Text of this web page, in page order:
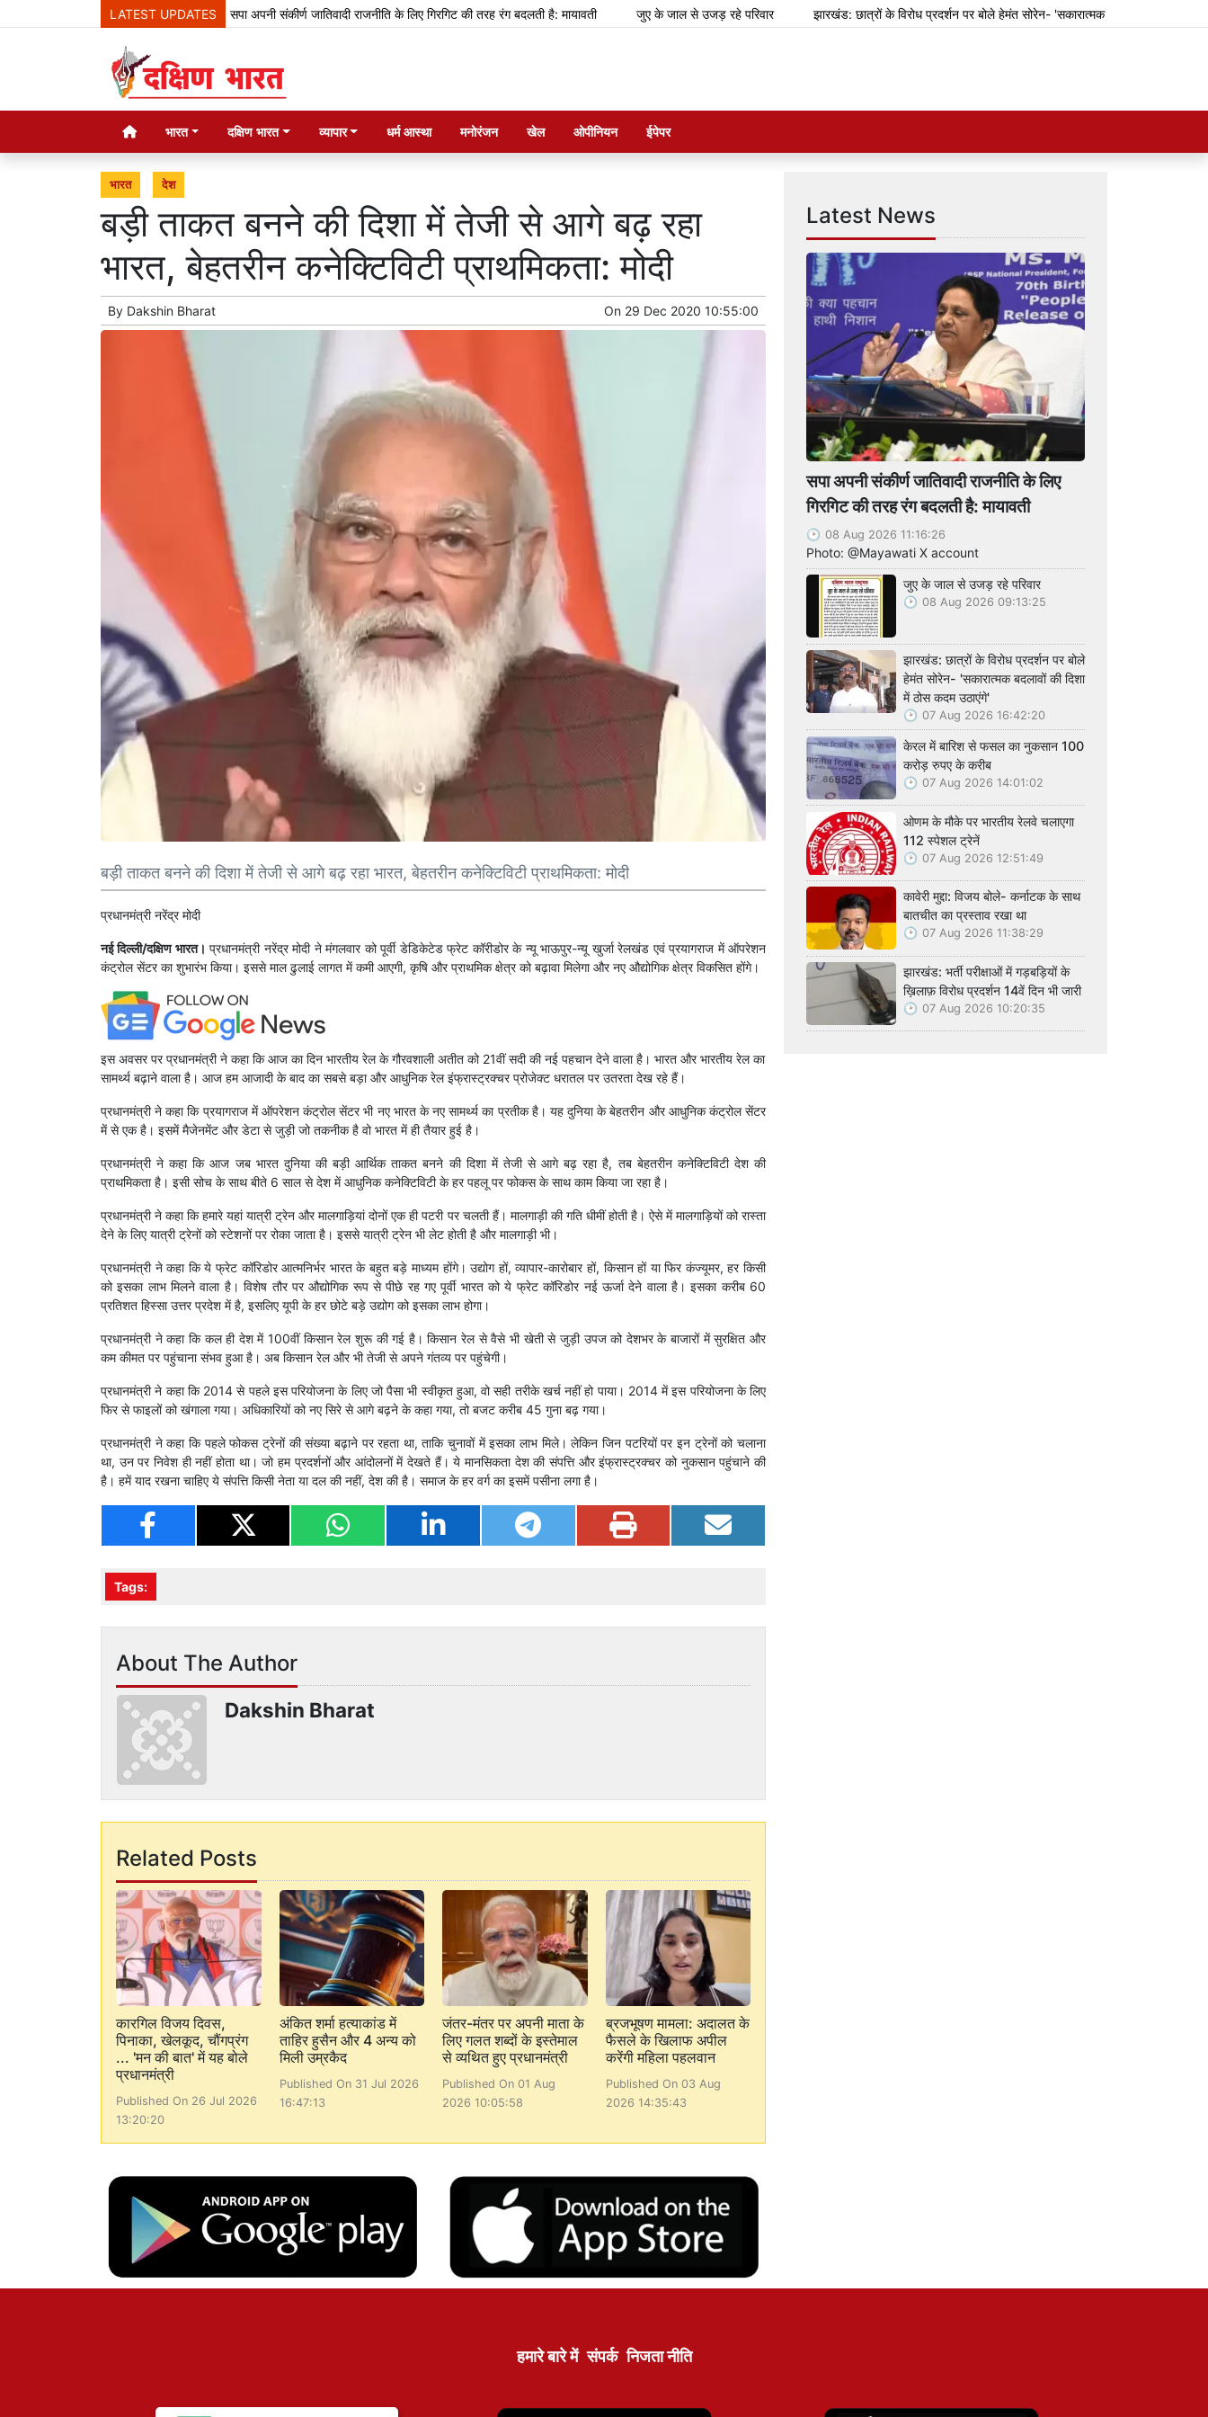
LATEST UPDATESसपा अपनी संकीर्ण जातिवादी राजनीति के लिए गिरगिट की तरह रंग बदलती है: मायावती जुए के जाल से उजड़ रहे परिवार झारखंड: छात्रों के विरोध प्रदर्शन पर बोले हेमंत सोरेन- 'सकारात्मक बदलावों की दिशा में ठोस कदम
भारत दक्षिण भारत व्यापार धर्म आस्था मनोरंजन खेल ओपीनियन ईपेपर
भारत देश
बड़ी ताकत बनने की दिशा में तेजी से आगे बढ़ रहा
भारत, बेहतरीन कनेक्टिविटी प्राथमिकता: मोदी
By Dakshin Bharat On 29 Dec 2020 10:55:00
बड़ी ताकत बनने की दिशा में तेजी से आगे बढ़ रहा भारत, बेहतरीन कनेक्टिविटी प्राथमिकता: मोदी
प्रधानमंत्री नरेंद्र मोदी
नई दिल्ली/दक्षिण भारत। प्रधानमंत्री नरेंद्र मोदी ने मंगलवार को पूर्वी डेडिकेटेड फ्रेट कॉरीडोर के न्यू भाऊपुर-न्यू खुर्जा रेलखंड एवं प्रयागराज में ऑपरेशन
कंट्रोल सेंटर का शुभारंभ किया। इससे माल ढुलाई लागत में कमी आएगी, कृषि और प्राथमिक क्षेत्र को बढ़ावा मिलेगा और नए औद्योगिक क्षेत्र विकसित होंगे।
इस अवसर पर प्रधानमंत्री ने कहा कि आज का दिन भारतीय रेल के गौरवशाली अतीत को 21वीं सदी की नई पहचान देने वाला है। भारत और भारतीय रेल का
सामर्थ्य बढ़ाने वाला है। आज हम आजादी के बाद का सबसे बड़ा और आधुनिक रेल इंफ्रास्ट्रक्चर प्रोजेक्ट धरातल पर उतरता देख रहे हैं।
प्रधानमंत्री ने कहा कि प्रयागराज में ऑपरेशन कंट्रोल सेंटर भी नए भारत के नए सामर्थ्य का प्रतीक है। यह दुनिया के बेहतरीन और आधुनिक कंट्रोल सेंटर
में से एक है। इसमें मैजेनमेंट और डेटा से जुड़ी जो तकनीक है वो भारत में ही तैयार हुई है।
प्रधानमंत्री ने कहा कि आज जब भारत दुनिया की बड़ी आर्थिक ताकत बनने की दिशा में तेजी से आगे बढ़ रहा है, तब बेहतरीन कनेक्टिविटी देश की
प्राथमिकता है। इसी सोच के साथ बीते 6 साल से देश में आधुनिक कनेक्टिविटी के हर पहलू पर फोकस के साथ काम किया जा रहा है।
प्रधानमंत्री ने कहा कि हमारे यहां यात्री ट्रेन और मालगाड़ियां दोनों एक ही पटरी पर चलती हैं। मालगाड़ी की गति धीमीं होती है। ऐसे में मालगाड़ियों को रास्ता
देने के लिए यात्री ट्रेनों को स्टेशनों पर रोका जाता है। इससे यात्री ट्रेन भी लेट होती है और मालगाड़ी भी।
प्रधानमंत्री ने कहा कि ये फ्रेट कॉरिडोर आत्मनिर्भर भारत के बहुत बड़े माध्यम होंगे। उद्योग हों, व्यापार-कारोबार हों, किसान हों या फिर कंज्यूमर, हर किसी
को इसका लाभ मिलने वाला है। विशेष तौर पर औद्योगिक रूप से पीछे रह गए पूर्वी भारत को ये फ्रेट कॉरिडोर नई ऊर्जा देने वाला है। इसका करीब 60
प्रतिशत हिस्सा उत्तर प्रदेश में है, इसलिए यूपी के हर छोटे बड़े उद्योग को इसका लाभ होगा।
प्रधानमंत्री ने कहा कि कल ही देश में 100वीं किसान रेल शुरू की गई है। किसान रेल से वैसे भी खेती से जुड़ी उपज को देशभर के बाजारों में सुरक्षित और
कम कीमत पर पहुंचाना संभव हुआ है। अब किसान रेल और भी तेजी से अपने गंतव्य पर पहुंचेगी।
प्रधानमंत्री ने कहा कि 2014 से पहले इस परियोजना के लिए जो पैसा भी स्वीकृत हुआ, वो सही तरीके खर्च नहीं हो पाया। 2014 में इस परियोजना के लिए
फिर से फाइलों को खंगाला गया। अधिकारियों को नए सिरे से आगे बढ़ने के कहा गया, तो बजट करीब 45 गुना बढ़ गया।
प्रधानमंत्री ने कहा कि पहले फोकस ट्रेनों की संख्या बढ़ाने पर रहता था, ताकि चुनावों में इसका लाभ मिले। लेकिन जिन पटरियों पर इन ट्रेनों को चलाना
था, उन पर निवेश ही नहीं होता था। जो हम प्रदर्शनों और आंदोलनों में देखते हैं। ये मानसिकता देश की संपत्ति और इंफ्रास्ट्रक्चर को नुकसान पहुंचाने की
है। हमें याद रखना चाहिए ये संपत्ति किसी नेता या दल की नहीं, देश की है। समाज के हर वर्ग का इसमें पसीना लगा है।
Tags:
About The Author
Dakshin Bharat
Related Posts
कारगिल विजय दिवस,
पिनाका, खेलकूद, चौंगप्रंग
... 'मन की बात' में यह बोले
प्रधानमंत्री
Published On 26 Jul 2026
13:20:20
अंकित शर्मा हत्याकांड में
ताहिर हुसैन और 4 अन्य को
मिली उम्रकैद
Published On 31 Jul 2026
16:47:13
जंतर-मंतर पर अपनी माता के
लिए गलत शब्दों के इस्तेमाल
से व्यथित हुए प्रधानमंत्री
Published On 01 Aug
2026 10:05:58
ब्रजभूषण मामला: अदालत के
फैसले के खिलाफ अपील
करेंगी महिला पहलवान
Published On 03 Aug
2026 14:35:43
Latest News
सपा अपनी संकीर्ण जातिवादी राजनीति के लिए
गिरगिट की तरह रंग बदलती है: मायावती
08 Aug 2026 11:16:26
Photo: @Mayawati X account
जुए के जाल से उजड़ रहे परिवार
08 Aug 2026 09:13:25
झारखंड: छात्रों के विरोध प्रदर्शन पर बोले
हेमंत सोरेन- 'सकारात्मक बदलावों की दिशा
में ठोस कदम उठाएंगे'
07 Aug 2026 16:42:20
केरल में बारिश से फसल का नुकसान 100
करोड़ रुपए के करीब
07 Aug 2026 14:01:02
ओणम के मौके पर भारतीय रेलवे चलाएगा
112 स्पेशल ट्रेनें
07 Aug 2026 12:51:49
कावेरी मुद्दा: विजय बोले- कर्नाटक के साथ
बातचीत का प्रस्ताव रखा था
07 Aug 2026 11:38:29
झारखंड: भर्ती परीक्षाओं में गड़बड़ियों के
ख़िलाफ़ विरोध प्रदर्शन 14वें दिन भी जारी
07 Aug 2026 10:20:35
हमारे बारे में संपर्क निजता नीति